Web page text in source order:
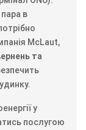
в
McLaut,
та
у
послугою